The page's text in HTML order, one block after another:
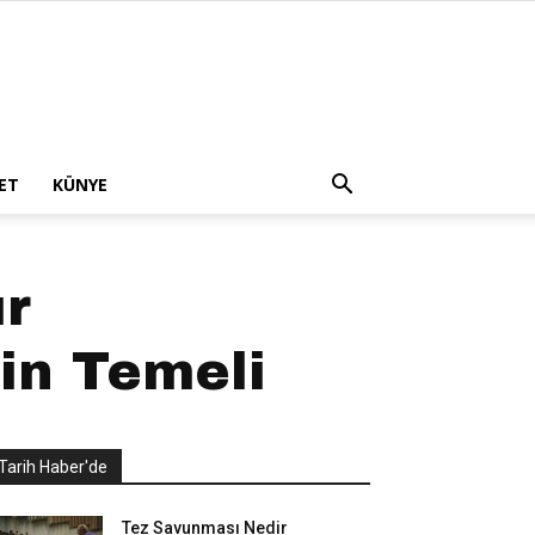
KÜNYE
Temeli
Haber'de
Tez Savunması Nedir